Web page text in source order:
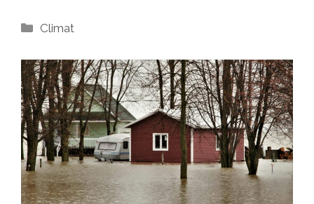
Catégories
Climat